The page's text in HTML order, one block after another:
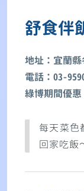
舒食伴
地址：宜蘭
電話：03-
綠博期間優
每天菜
回家吃飯